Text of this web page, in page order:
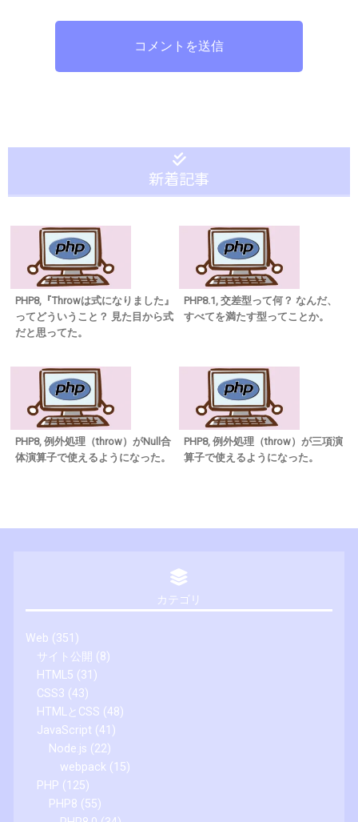
コメントを送信
新着記事
PHP8,『Throwは式になりました』
ってどういうこと？ 見た目から式
だと思ってた。
PHP8.1, 交差型って何？ なんだ、
すべてを満たす型ってことか。
PHP8, 例外処理（throw）がNull合
体演算子で使えるようになった。
PHP8, 例外処理（throw）が三項演
算子で使えるようになった。
カテゴリ
Web (351)
サイト公開 (8)
HTML5 (31)
CSS3 (43)
HTMLとCSS (48)
JavaScript (41)
Node.js (22)
webpack (15)
PHP (125)
PHP8 (55)